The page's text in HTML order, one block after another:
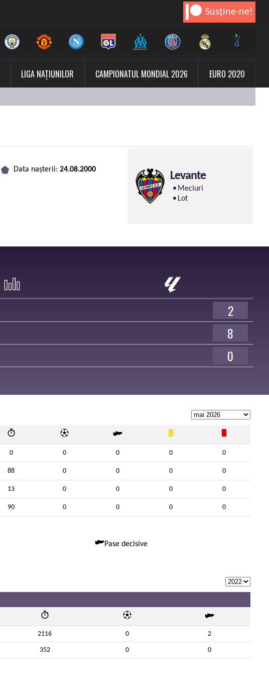
Susține-ne!
LIGA NAȚIUNILOR CAMPIONATUL MONDIAL 2026 EURO 2020
Data nașterii: 24.08.2000
Levante
Meciuri
Lot
2
8
0
0 0 0 0 0
88 0 0 0 0
13 0 0 0 0
90 0 0 0 0
Pase decisive
2116 0 2
352 0 0